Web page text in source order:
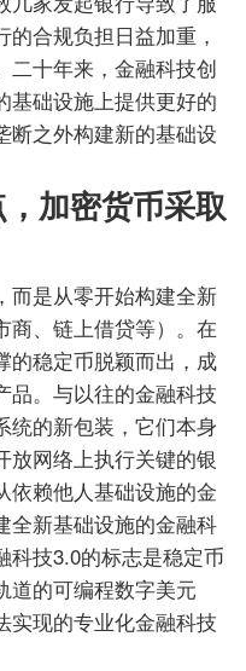
合规负担日益加重，
二十年来，金融科技创
础设施上提供更好的
之外构建新的基础设
加密货币采取
而是从零开始构建全新
商、链上借贷等）。在
的稳定币脱颖而出，成
品。与以往的金融科技
统的新包装，它们本身
放网络上执行关键的银
依赖他人基础设施的金
全新基础设施的金融科
科技3.0的标志是稳定币
的可编程数字美元
现的专业化金融科技